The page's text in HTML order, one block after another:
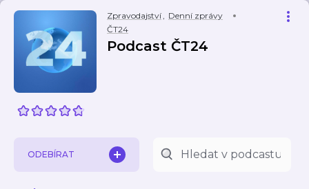
Zpravodajství, Denní zprávy
ČT24
Podcast ČT24
ODEBÍRAT